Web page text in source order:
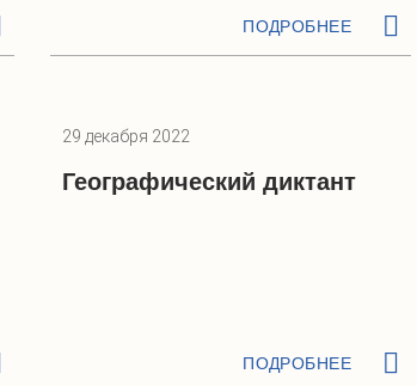
ПОДРОБНЕЕ
29 декабря 2022
Географический диктант
ПОДРОБНЕЕ